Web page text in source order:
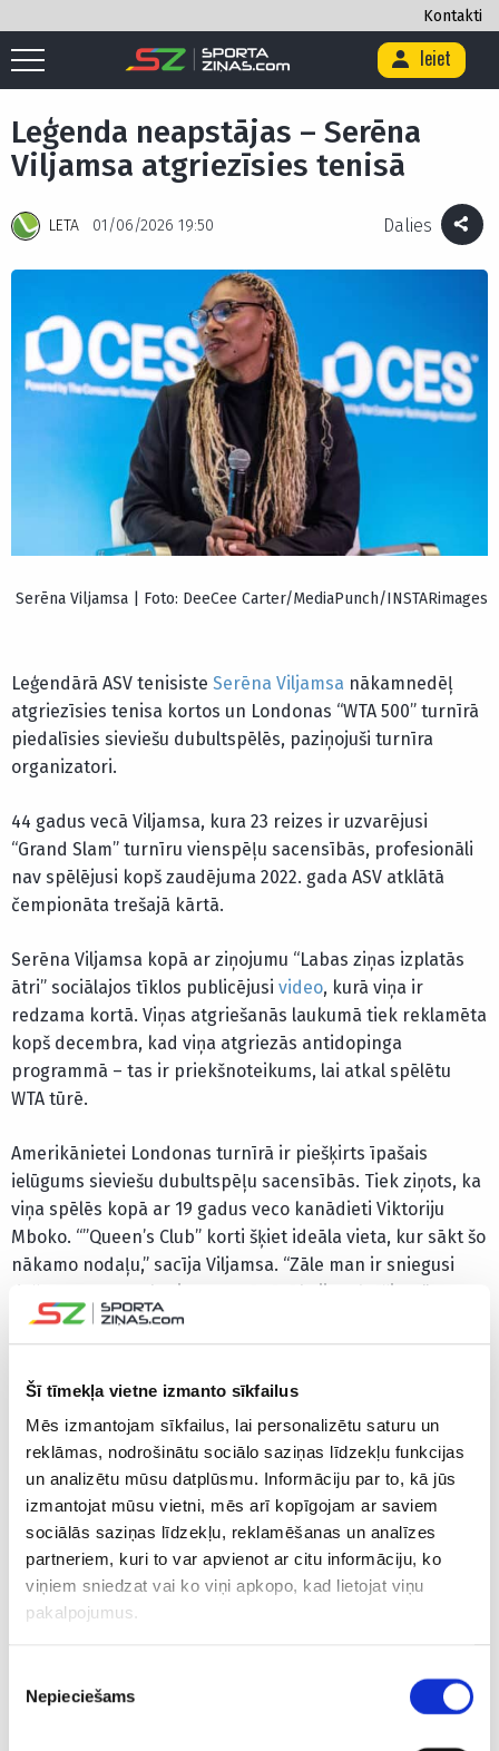
Šī tīmekļa vietne izmanto sīkfailus
Mēs izmantojam sīkfailus, lai personalizētu saturu un
reklāmas, nodrošinātu sociālo saziņas līdzekļu funkcijas
un analizētu mūsu datplūsmu. Informāciju par to, kā jūs
izmantojat mūsu vietni, mēs arī kopīgojam ar saviem
sociālās saziņas līdzekļu, reklamēšanas un analīzes
partneriem, kuri to var apvienot ar citu informāciju, ko
viņiem sniedzat vai ko viņi apkopo, kad lietojat viņu
pakalpojumus.
izvēle
Nepieciešams
Kontakti
Ieiet
Sākums
Leģenda neapstājas – Serēna Viljamsa atgriezīsies
Leģenda neapstājas – Serēna
Viljamsa atgriezīsies tenisā
LETA 01/06/2026 19:50 Dalies
Serēna Viljamsa | Foto: DeeCee Carter/MediaPunch/INSTARimages
Leģendārā ASV tenisiste Serēna Viljamsa nākamnedēļ
atgriezīsies tenisa kortos un Londonas “WTA 500” turnīrā
piedalīsies sieviešu dubultspēlēs, paziņojuši turnīra
organizatori.
44 gadus vecā Viljamsa, kura 23 reizes ir uzvarējusi
“Grand Slam” turnīru vienspēļu sacensībās, profesionāli
nav spēlējusi kopš zaudējuma 2022. gada ASV atklātā
čempionāta trešajā kārtā.
Serēna Viljamsa kopā ar ziņojumu “Labas ziņas izplatās
ātri” sociālajos tīklos publicējusi video, kurā viņa ir
redzama kortā. Viņas atgriešanās laukumā tiek reklamēta
kopš decembra, kad viņa atgriezās antidopinga
programmā – tas ir priekšnoteikums, lai atkal spēlētu
WTA tūrē.
Amerikānietei Londonas turnīrā ir piešķirts īpašais
ielūgums sieviešu dubultspēļu sacensībās. Tiek ziņots, ka
viņa spēlēs kopā ar 19 gadus veco kanādieti Viktoriju
Mboko. “”Queen’s Club” korti šķiet ideāla vieta, kur sākt šo
nākamo nodaļu,” sacīja Viljamsa. “Zāle man ir sniegusi
ASV tenisiste “Grand Slam” turnīros 23 reizes ir uzvarējusi
vienspēlēs, 14 reizes – sieviešu dubultspēlēs un divreiz –
jauktajās dubultspēlēs. Viņas kontā ir arī uzvara
vienspēlēs 2012. gada olimpiskajās spēlēs Londonā, kā arī
trīs uzvaras sieviešu dubultspēlēs (2000., 2008., 2012.).
Good news travels fast. pic.twitter.com/R7x7EFPUJ8
— Serena Williams (@serenawilliams)June 1, 2026